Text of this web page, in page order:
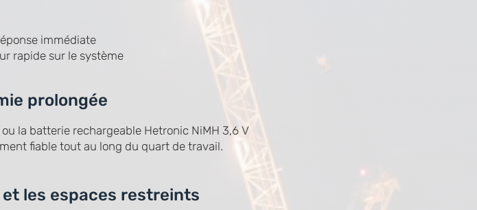
immédiate
rapide sur le système
prolongée
la batterie rechargeable Hetronic NiMH 3,6 V
fiable tout au long du quart de travail.
et les espaces restreints